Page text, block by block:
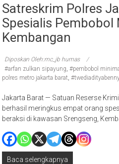
Satreskrim Polres
Spesialis Pembobol
Kembangan
Diposkan Oleh:mc_jb humas
#arfan zulkan sipayung ,#pembobol
polres metro jakarta barat ,
Jakarta Barat — Satuan Reserse
berhasil meringkus empat orang
beraksi di kawasan Srengseng,
Baca selengkapnya